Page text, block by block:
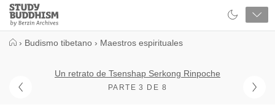
Close
Study
Buddhism
› Budismo tibetano › Maestros espirituales
Un retrato de Tsenshap Serkong Rinpoche
PARTE 3 DE 8